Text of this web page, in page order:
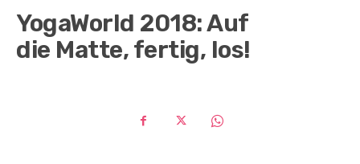
YogaWorld 2018: Auf
die Matte, fertig, los!